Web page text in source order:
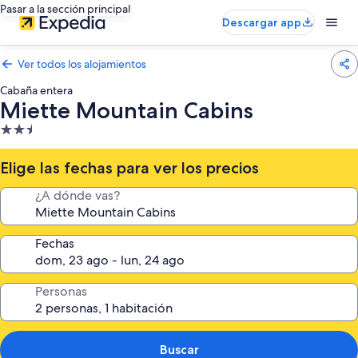
Pasar a la sección principal
Descargar app
Ver todos los alojamientos
Cabaña entera
Miette Mountain Cabins
Alojamiento
de
2.5 estrellas
Elige las fechas para ver los precios
¿A dónde vas?
Fechas
Personas
Buscar